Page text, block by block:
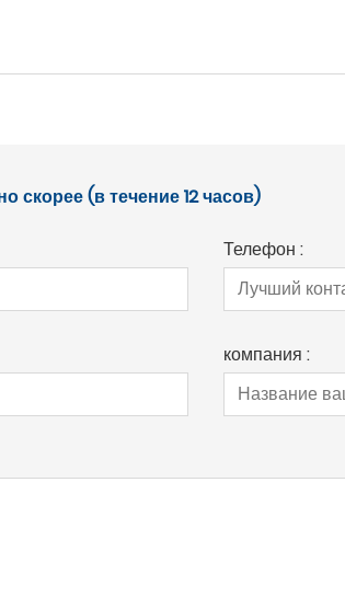
(в течение 12 часов)
Телефон :
компания :